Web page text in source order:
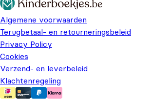
Algemene voorwaarden
Terugbetaal- en retourneringsbeleid
Privacy Policy
Cookies
Verzend- en leverbeleid
Klachtenregeling